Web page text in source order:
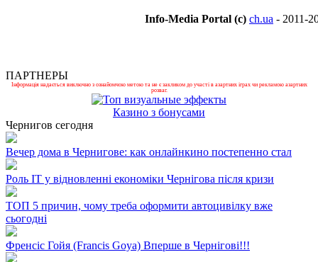
Info-Media Portal (c) ch.ua - 2011-
ПАРТНЕРЫ
Інформація надається виключно з ознайомчою метою та не є закликом до участі в азартних іграх чи рекламою азартних
розваг.
Казино з бонусами
Чернигов сегодня
Вечер дома в Чернигове: как онлайнкино постепенно стал
Роль ІТ у відновленні економіки Чернігова після кризи
ТОП 5 причин, чому треба оформити автоцивілку вже
сьогодні
Френсіс Гойя (Francis Goya) Вперше в Чернігові!!!